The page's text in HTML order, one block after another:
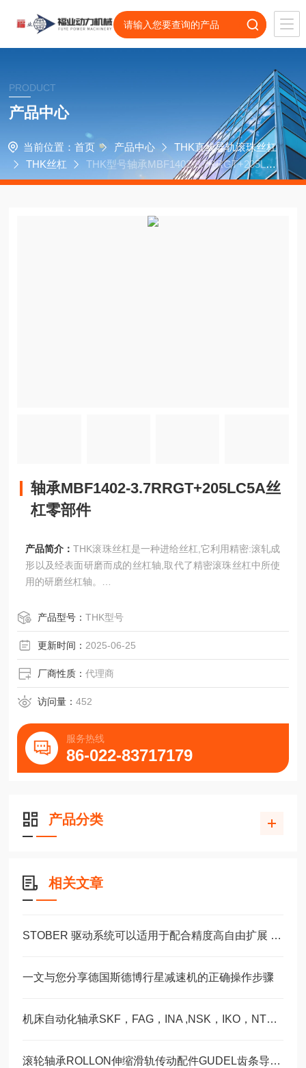
PRODUCT
产品中心
当前位置： 首页 产品中心
THK直线导轨滚珠丝杠
THK丝杠
THK型号轴承MBF1402-3.7RRGT+205LC5
A丝杠零部件
轴承MBF1402-3.7RRGT+205LC5A丝
杠零部件
产品简介：THK滚珠丝杠是一种进给丝杠,它利用精密:滚轧成
形以及经表面研磨而成的丝杠轴,取代了精密滚珠丝杠中所使
用的研磨丝杠轴。
产品型号：THK型号
更新时间： 2025-06-25
厂商性质：代理商
访问量：452
服务热线
86-022-83717179
产品分类
相关文章
STOBER 驱动系统可以适用于配合精度高自由扩展 – 方案。 ‍
一文与您分享德国斯德博行星减速机的正确操作步骤
机床自动化轴承SKF，FAG，INA ,NSK，IKO，NTN选型订购福业
滚轮轴承ROLLON伸缩滑轨传动配件GUDEL齿条导轨福业选购